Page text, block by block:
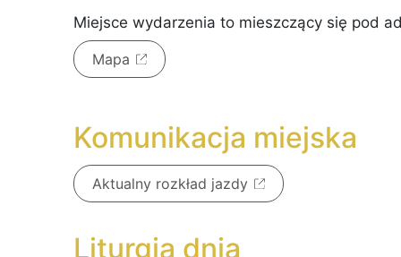
Miejsce wydarzenia to mieszczący się pod
Mapa
Komunikacja miejska
Aktualny rozkład jazdy
Liturgia dnia